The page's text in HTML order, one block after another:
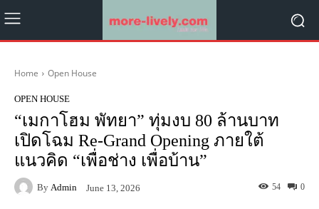
Home Open House
OPEN HOUSE
“เมกาโฮม พัทยา” ทุ่มงบ 80 ล้านบาท
เปิดโฉม Re-Grand Opening ภายใต้
แนวคิด “เพื่อช่าง เพื่อบ้าน”
By Admin June 13, 2026 0
54